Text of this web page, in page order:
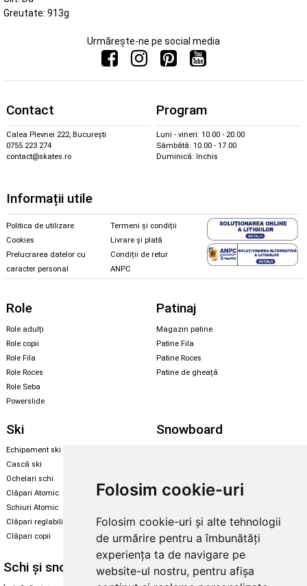
Folosim cookie-uri
Folosim cookie-uri și alte tehnologii
de urmărire pentru a îmbunătăți
experiența ta de navigare pe
website-ul nostru, pentru afișa
Greutate: 913g
Urmărește-ne pe social media
Contact
Calea Plevnei 222, București
0755 223 274
contact@skates.ro
Program
Luni - vineri: 10.00 - 20.00
Sâmbătă: 10.00 - 17.00
Duminică: închis
Informații utile
Politica de utilizare
Cookies
Prelucrarea datelor cu
caracter personal
Termeni și condiții
Livrare și plată
Condiții de retur
ANPC
Role
Role adulți
Role copii
Role Fila
Role Roces
Role Seba
Powerslide
Patinaj
Magazin patine
Patine Fila
Patine Roces
Patine de gheață
Ski
Echipament ski
Cască ski
Ochelari schi
Clăpari Atomic
Schiuri Atomic
Clăpari reglabili
Clăpari copii
Snowboard
Santa Cruz
Enuff Skateboards
Schi și snowboard Diverse